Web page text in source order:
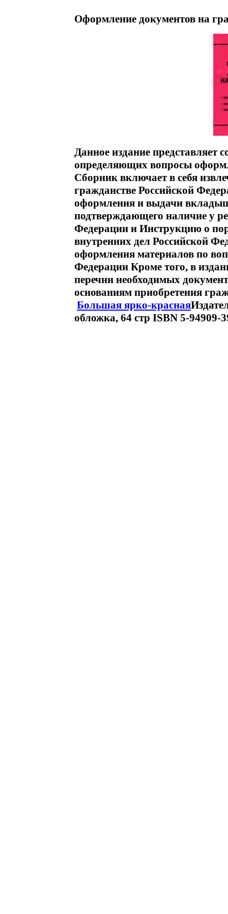
Оформление документов на
Данное издание представляет
определяющих вопросы
Сборник включает в себя
гражданстве Российской
оформления и выдачи
подтверждающего наличие у
Федерации и Инструкцию о
внутренних дел Российской
оформления материалов по
Федерации Кроме того, в
перечни необходимых
основаниям приобретения
Большая ярко-красная
обложка, 64 стр ISBN 5-94909-